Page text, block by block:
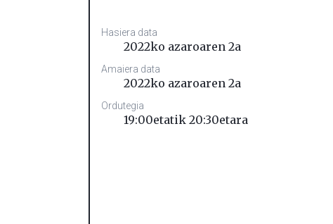
Hasiera data
2022ko azaroaren 2a
Amaiera data
2022ko azaroaren 2a
Ordutegia
19:00etatik 20:30etara